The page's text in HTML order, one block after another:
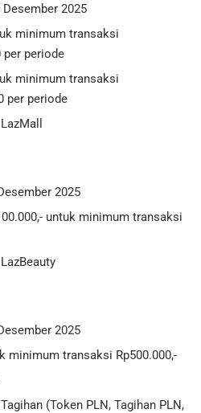
2025
minimum transaksi
per periode
minimum transaksi
per periode
2025
untuk minimum transaksi
2025
minimum transaksi Rp500.000,-
(Token PLN, Tagihan PLN,